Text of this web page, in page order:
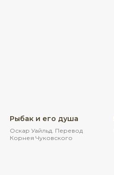
Рыбак и его душа
Оскар Уайльд. Перевод
Корнея Чуковского